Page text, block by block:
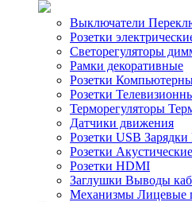
Выключатели
Розетки
Светорегуляторы
Рамки декоративные
Розетки
Розетки
Терморегуляторы
Датчики движения
Розетки USB
Розетки Акустические
Розетки HDMI
Заглушки Выводы
Механизмы Лицевые